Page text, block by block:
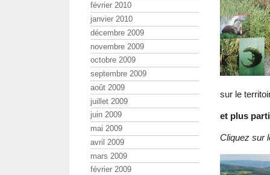
sur le
et plus
Cliquez sur
février 2010
janvier 2010
décembre 2009
novembre 2009
octobre 2009
septembre 2009
août 2009
juillet 2009
juin 2009
mai 2009
avril 2009
mars 2009
février 2009